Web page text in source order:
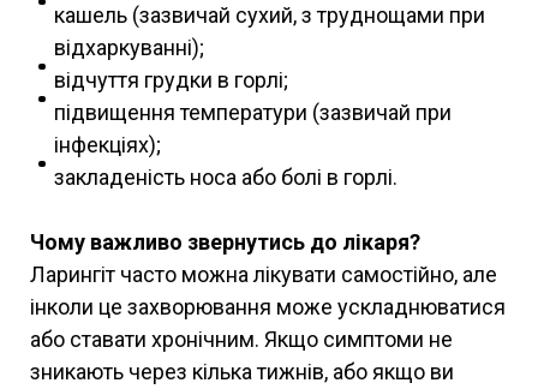
кашель (зазвичай сухий, з труднощами при
відхаркуванні);
відчуття грудки в горлі;
підвищення температури (зазвичай при
інфекціях);
закладеність носа або болі в горлі.
Чому важливо звернутись до лікаря?
Ларингіт часто можна лікувати самостійно, але
інколи це захворювання може ускладнюватися
або ставати хронічним. Якщо симптоми не
зникають через кілька тижнів, або якщо ви